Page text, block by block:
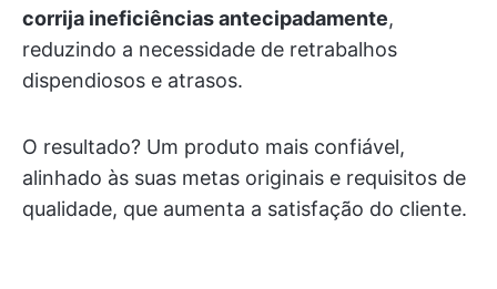
corrija ineficiências antecipadamente,
reduzindo a necessidade de retrabalhos
dispendiosos e atrasos.
O resultado? Um produto mais confiável,
alinhado às suas metas originais e requisitos de
qualidade, que aumenta a satisfação do cliente.